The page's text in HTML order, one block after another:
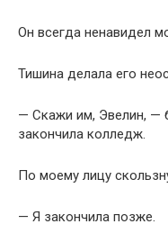
Он всегда ненавидел
Тишина делала его
— Скажи им, Эвелин, —
закончила колледж.
По моему лицу
— Я закончила позже.